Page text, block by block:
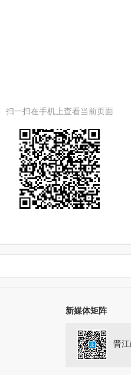
扫一扫在手机上查看当前页面
新媒体矩阵
晋